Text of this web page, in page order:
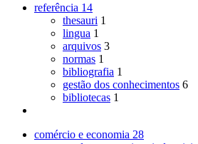
referência 14
thesauri 1
lingua 1
arquivos 3
normas 1
bibliografia 1
gestão dos conhecimentos 6
bibliotecas 1
comércio e economia 28